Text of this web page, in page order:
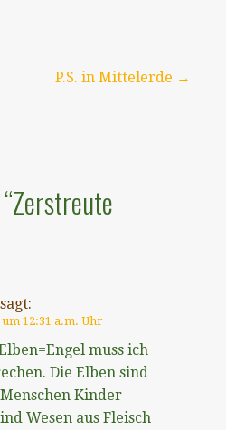
P.S. in Mittelerde →
“Zerstreute
sagt:
12:31 a.m. Uhr
muss ich
Die Elben sind
Kinder
Wesen aus Fleisch